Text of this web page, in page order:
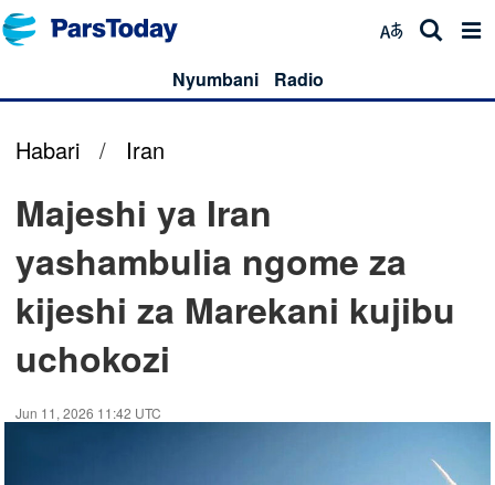
Nyumbani Radio
Habari / Iran
Majeshi ya Iran
yashambulia ngome za
kijeshi za Marekani kujibu
uchokozi
Jun 11, 2026 11:42 UTC